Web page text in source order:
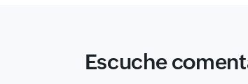
Escuche